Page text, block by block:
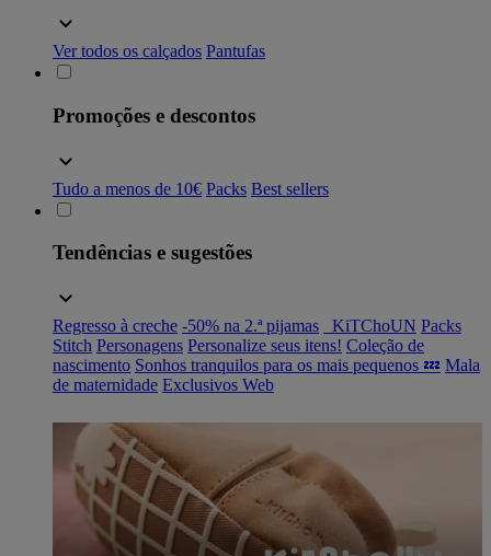
Ver todos os calçados Pantufas
Promoções e descontos
Tudo a menos de 10€ Packs Best sellers
Tendências e sugestões
Regresso à creche -50% na 2.ª pijamas _KiTChoUN Packs
Stitch Personagens Personalize seus itens! Coleção de
nascimento Sonhos tranquilos para os mais pequenos 💤 Mala
de maternidade Exclusivos Web